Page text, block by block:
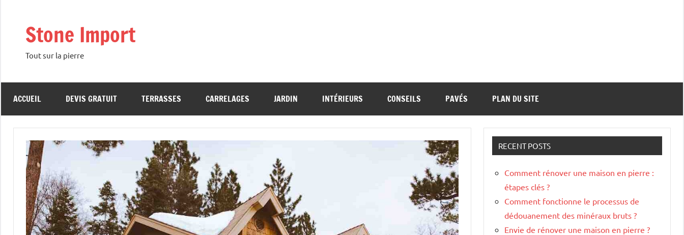
contenuStone Import
Tout sur la pierre
ACCUEIL DEVIS GRATUIT TERRASSES CARRELAGES JARDIN INTÉRIEURS CONSEILS PAVÉS PLAN DU SITE
RECENT POSTS
Comment rénover une maison en pierre :
étapes clés ?
Comment fonctionne le processus de
dédouanement des minéraux bruts ?
Envie de rénover une maison en pierre ?